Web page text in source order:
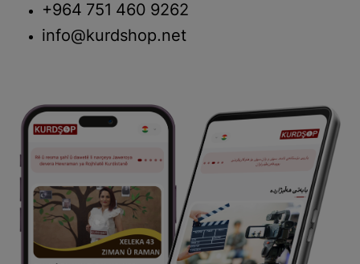
+964 751 460 9262
info@kurdshop.net